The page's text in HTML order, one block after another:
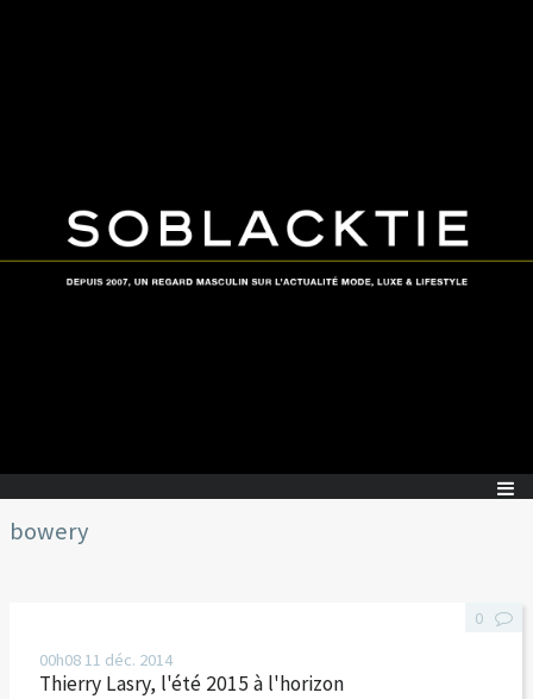
bowery
00h0811 déc. 2014
Thierry Lasry, l'été 2015 à l'horizon
0